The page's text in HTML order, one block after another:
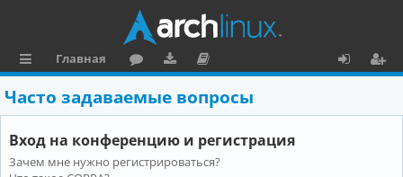
ы
л
к
Главная
ру
м
ру
зк
и
ку
м
е
о
и
Часто задаваемые вопросы
Вход на конференцию и регистрация
Зачем мне нужно регистрироваться?